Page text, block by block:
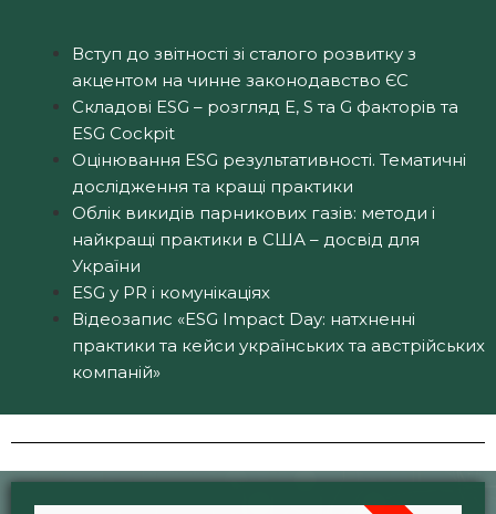
Вступ до звітності зі сталого розвитку з
акцентом на чинне законодавство ЄС
Складові ESG – розгляд E, S та G факторів та
ESG Cockpit
Оцінювання ESG результативності. Тематичні
дослідження та кращі практики
Облік викидів парникових газів: методи і
найкращі практики в США – досвід для
України
ESG у PR і комунікаціях
Відеозапис «ESG Impact Day: натхненні
практики та кейси українських та австрійських
компаній»